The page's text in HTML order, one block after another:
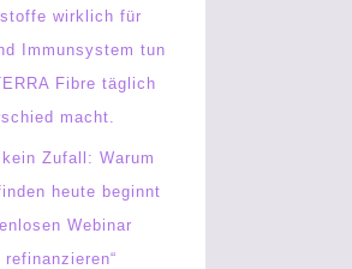
wirklich für
Immunsystem tun
Fibre täglich
macht.
Zufall: Warum
heute beginnt
Webinar
refinanzieren“